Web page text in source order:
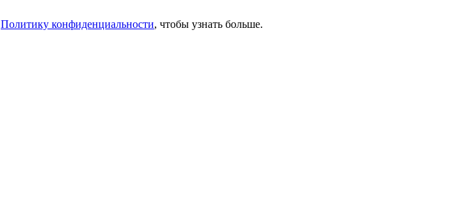
Политику конфиденциальности, чтобы узнать больше.